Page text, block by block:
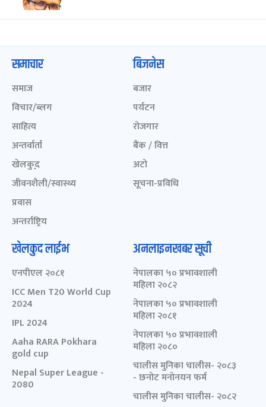
समाचार
समाज
विचार/ब्लग
साहित्य
अन्तर्वार्ता
खेलकुद़़
जीवनशैली/स्वास्थ्य
प्रवास
अन्तर्राष्ट्रिय
बिजनेस
बजार
पर्यटन
रोजगार
बैंक / वित्त
अटो
सूचना-प्रविधि
खेलकुद लाईभ
एनपीएल २०८१
ICC Men T20 World Cup
2024
IPL 2024
Aaha RARA Pokhara
gold cup
Nepal Super League -
2080
अनलाइनखबर सूची
नेपालका ५० प्रभावशाली
महिला २०८२
नेपालका ५० प्रभावशाली
महिला २०८१
नेपालका ५० प्रभावशाली
महिला २०८०
चालीस मुनिका चालीस- २०८३
- छनोट मनोनयन फर्म
चालीस मुनिका चालीस- २०८२